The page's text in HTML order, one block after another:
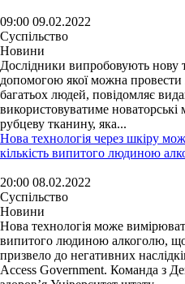
09:00 09.02.2022
Суспільство
Новини
Дослідники випробовують нову
допомогою якої можна провести
багатьох людей, повідомляє
використовуватиме новаторські
рубцеву тканину, яка...
Нова технологія через шкіру
кількість випитого людиною
20:00 08.02.2022
Суспільство
Новини
Нова технологія може
випитого людиною алкоголю,
призвело до негативних
Access Government. Команда з